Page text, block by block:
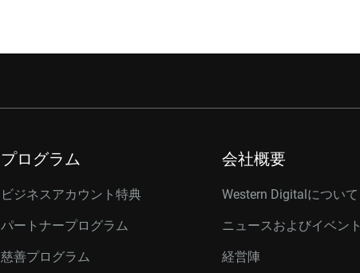
プログラム
ビジネスアカウント特典
パートナープログラム
慈善プログラム
会社概要
Western Digitalについて
ニュースおよびイベント
経営陣